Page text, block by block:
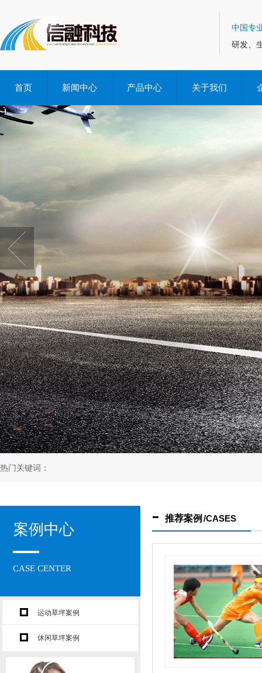
中国专
研发、
首页 新闻中心 产品中心 关于我们
热门关键词：
案例中心
CASE CENTER
运动草坪案例
休闲草坪案例
推荐案例 /CASES